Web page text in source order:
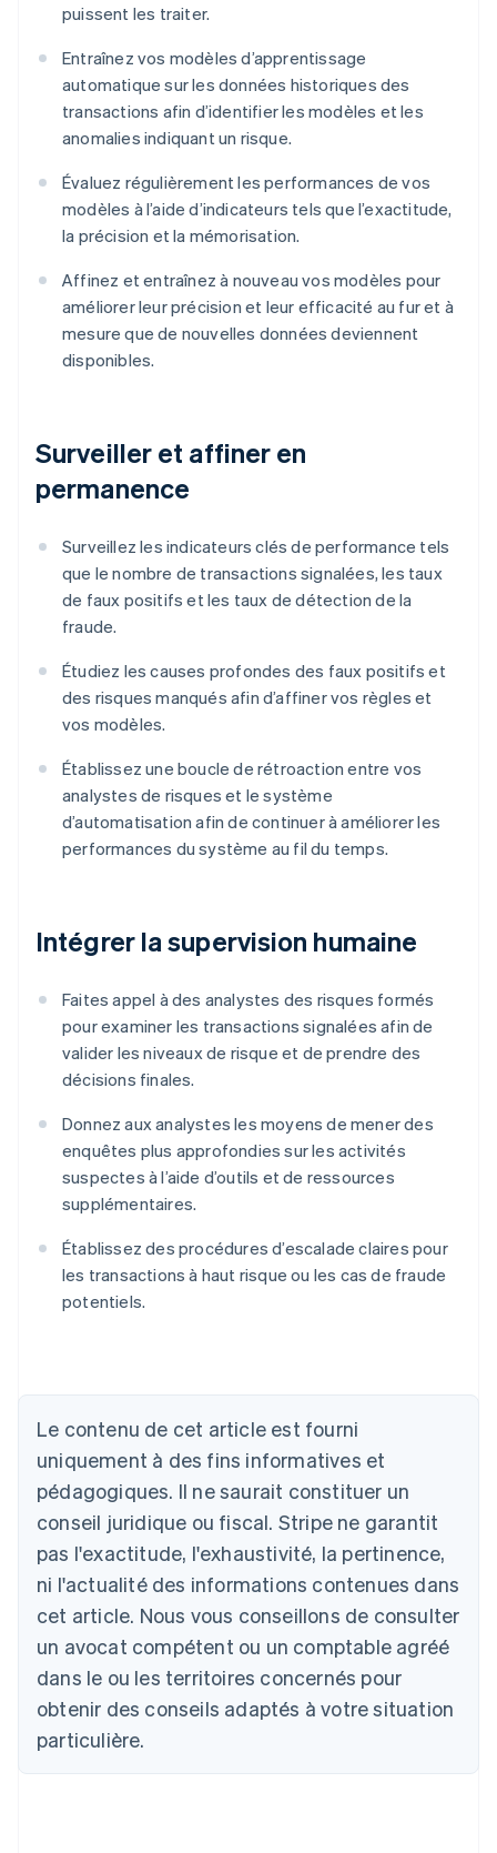
puissent les traiter.
Entraînez vos modèles d’apprentissage
automatique sur les données historiques des
transactions afin d’identifier les modèles et les
anomalies indiquant un risque.
Évaluez régulièrement les performances de vos
modèles à l’aide d’indicateurs tels que l’exactitude,
la précision et la mémorisation.
Affinez et entraînez à nouveau vos modèles pour
améliorer leur précision et leur efficacité au fur et à
mesure que de nouvelles données deviennent
disponibles.
Surveiller et affiner en
permanence
Surveillez les indicateurs clés de performance tels
que le nombre de transactions signalées, les taux
de faux positifs et les taux de détection de la
fraude.
Étudiez les causes profondes des faux positifs et
des risques manqués afin d’affiner vos règles et
vos modèles.
Établissez une boucle de rétroaction entre vos
analystes de risques et le système
d’automatisation afin de continuer à améliorer les
performances du système au fil du temps.
Intégrer la supervision humaine
Faites appel à des analystes des risques formés
pour examiner les transactions signalées afin de
valider les niveaux de risque et de prendre des
décisions finales.
Donnez aux analystes les moyens de mener des
enquêtes plus approfondies sur les activités
suspectes à l’aide d’outils et de ressources
supplémentaires.
Établissez des procédures d’escalade claires pour
les transactions à haut risque ou les cas de fraude
potentiels.
Le contenu de cet article est fourni
uniquement à des fins informatives et
pédagogiques. Il ne saurait constituer un
conseil juridique ou fiscal. Stripe ne garantit
pas l'exactitude, l'exhaustivité, la pertinence,
ni l'actualité des informations contenues dans
cet article. Nous vous conseillons de consulter
un avocat compétent ou un comptable agréé
dans le ou les territoires concernés pour
obtenir des conseils adaptés à votre situation
particulière.
DeutschEnglish
Australie
English
Autriche
DeutschEnglish
Belgique
Nederlands Français DeutschEnglish
Brésil
Português English
Bulgarie
English
Canada
Chine continentale
简体中文English